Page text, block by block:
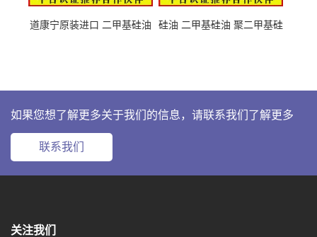
道康宁原装进口 二甲基硅油
硅油 二甲基硅油 聚二甲基硅
如果您想了解更多关于我们的信息，请联系我们了解更多
联系我们
关注我们